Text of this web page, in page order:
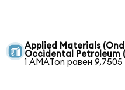
Applied Materials
Occidental Petroleum
1 AMATon равен 9,7505